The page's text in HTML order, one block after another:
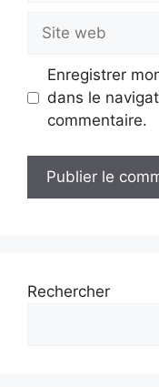
Site
web
Enregistrer
dans le
commentaire.
Rechercher